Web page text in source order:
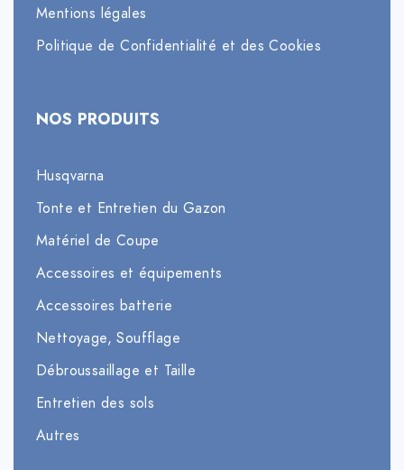
Mentions légales
Politique de Confidentialité et des Cookies
NOS PRODUITS
Husqvarna
Tonte et Entretien du Gazon
Matériel de Coupe
Accessoires et équipements
Accessoires batterie
Nettoyage, Soufflage
Débroussaillage et Taille
Entretien des sols
Autres